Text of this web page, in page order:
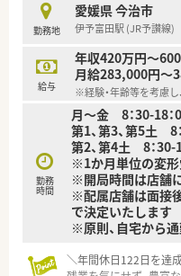
＜法人特徴＞
調剤薬局を併設してい
でにあのお薬や化粧品
したインストア型、そ
うコスメ店など地域
ております。
■ツルハグループとし
している地域№１のド
今後も更に、ドラッ
として、利便性と専門
す。
■愛媛県を中心に四国
す。現在約3割が調剤取
■様々な福利厚生制度
■地域のお客様と共に
勤務地
愛媛県 今治市
伊予富田駅 (JR予讃線)
給与
年収420万円～
月給283,000円～
※経験・年齢等を考慮し
勤務
時間
月～金 8：30-18：
第1、第3、第5土 8
第2、第4土 8：30-
※1か月単位の変
※開局時間は店舗
※配属店舗は面接
で決定いたします
※原則、自宅から
＼年間休日122日を達